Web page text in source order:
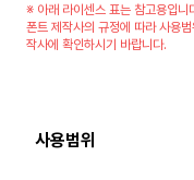
※ 아래 라이센스 표는 참고용입니
폰트 제작사의 규정에 따라 사용
작사에 확인하시기 바랍니다.
사용범위